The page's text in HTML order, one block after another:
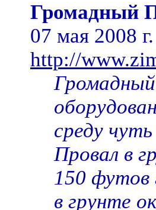
Громадный
07 мая 2008 г.
http://
среду
Провал в
150 футов
в грунте